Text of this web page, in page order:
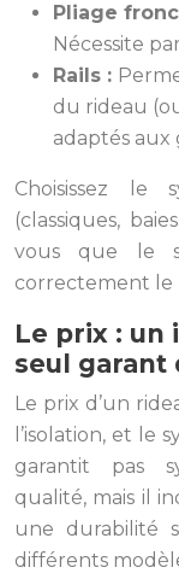
Pliage
Nécessite
Rails :
du rideau
adaptés aux
Choisissez le
(classiques,
vous que le
correctement le
Le prix : un
seul garant
Le prix d’un
l’isolation, et le
garantit pas
qualité, mais il
une durabilité
différents